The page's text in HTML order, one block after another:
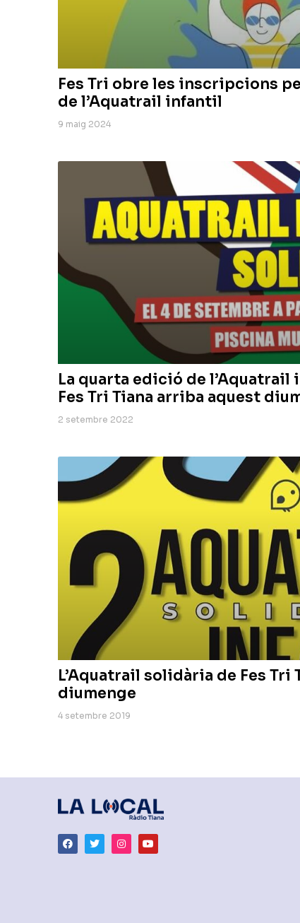
Fes Tri obre les inscripcions
de l’Aquatrail infantil
9 maig 2024
La quarta edició de
Fes Tri Tiana arriba aquest
2 setembre 2022
L’Aquatrail solidària de Fes Tri
diumenge
4 setembre 2019